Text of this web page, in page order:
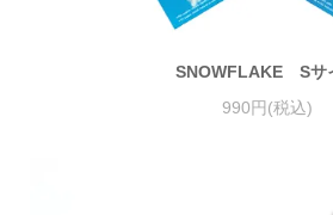
SNOWFLAKE Sサ
990円(税込)